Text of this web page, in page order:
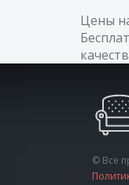
Цены
© Все